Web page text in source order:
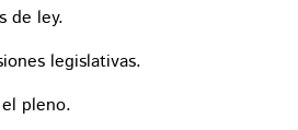
de ley.
legislativas.
pleno.